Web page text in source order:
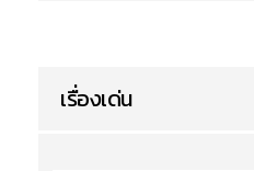
เรื่องเด่น